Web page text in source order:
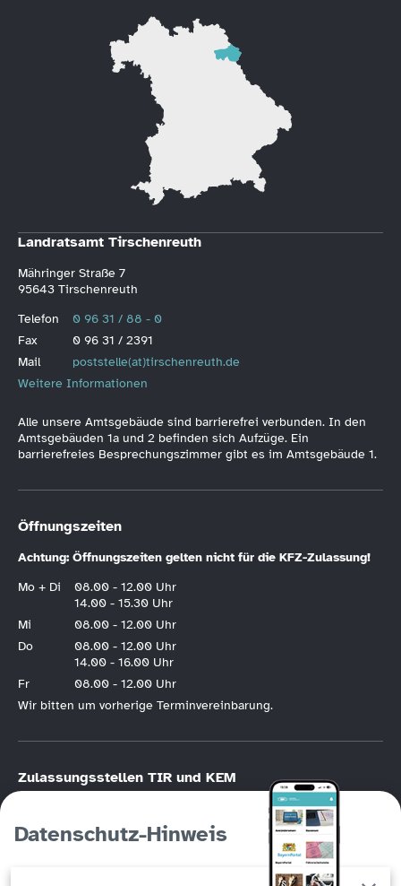
Datenschutz-Hinweis
Landratsamt Tirschenreuth
Mähringer Straße 7
95643 Tirschenreuth
Telefon
0 96 31 / 88 - 0
Fax
0 96 31 / 2391
Mail
poststelle(at)tirschenreuth.de
Weitere Informationen
Alle unsere Amtsgebäude sind barrierefrei verbunden. In den
Amtsgebäuden 1a und 2 befinden sich Aufzüge. Ein
barrierefreies Besprechungszimmer gibt es im Amtsgebäude 1.
Öffnungszeiten
Achtung: Öffnungszeiten gelten nicht für die KFZ-Zulassung!
Mo + Di
08.00 - 12.00 Uhr
14.00 - 15.30 Uhr
Mi
08.00 - 12.00 Uhr
Do
08.00 - 12.00 Uhr
14.00 - 16.00 Uhr
Fr
08.00 - 12.00 Uhr
Wir bitten um vorherige Terminvereinbarung.
Zulassungsstellen TIR und KEM
Online-Terminvereinbarung
Bitte halten Sie die Hotline der KFZ-Terminvereinbarung unbedingt frei, wenn
Sie die Möglichkeit der Online-Registrierung haben. Die KFZ-Hotline
09642/707760) ist in erster Linie für